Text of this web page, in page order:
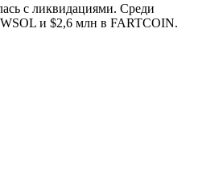
с ликвидациями. Среди
и $2,6 млн в FARTCOIN.